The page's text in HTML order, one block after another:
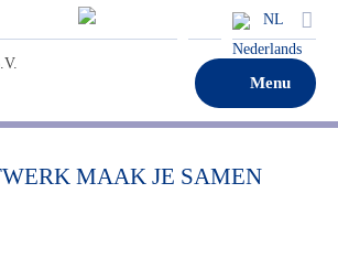
NL
Menu
MAAK JE SAMEN